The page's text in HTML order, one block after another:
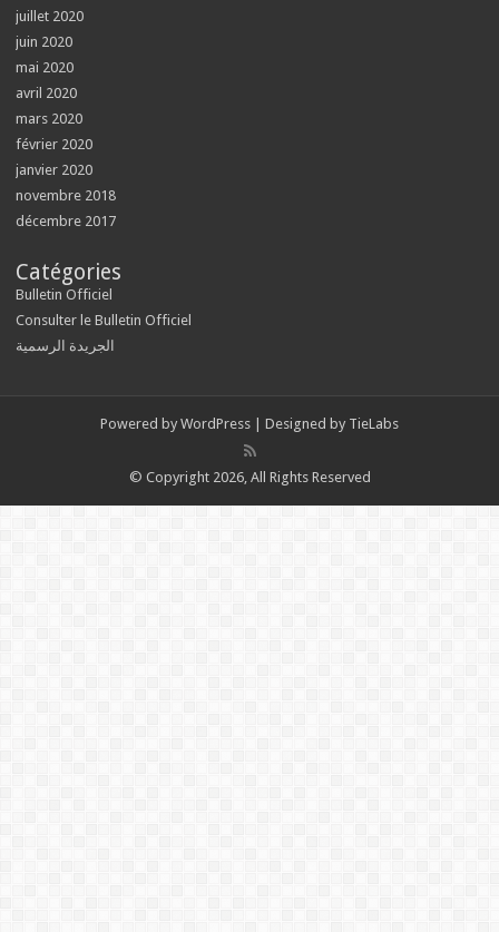
juillet 2020
juin 2020
mai 2020
avril 2020
mars 2020
février 2020
janvier 2020
novembre 2018
décembre 2017
Catégories
Bulletin Officiel
Consulter le Bulletin Officiel
الجريدة الرسمية
Powered by WordPress | Designed by TieLabs
© Copyright 2026, All Rights Reserved